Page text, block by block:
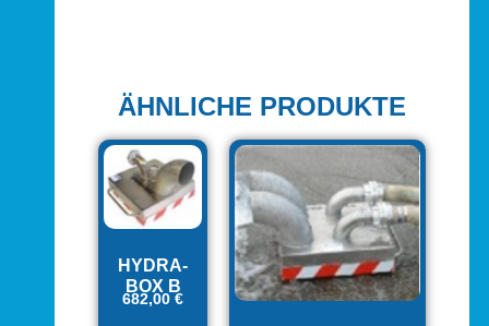
ÄHNLICHE PRODUKTE
HYDRA-
BOX B
682,00 €